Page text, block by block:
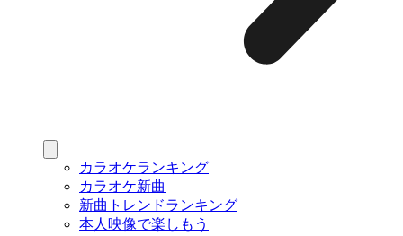
カラオケランキング
カラオケ新曲
新曲トレンドランキング
本人映像で楽しもう